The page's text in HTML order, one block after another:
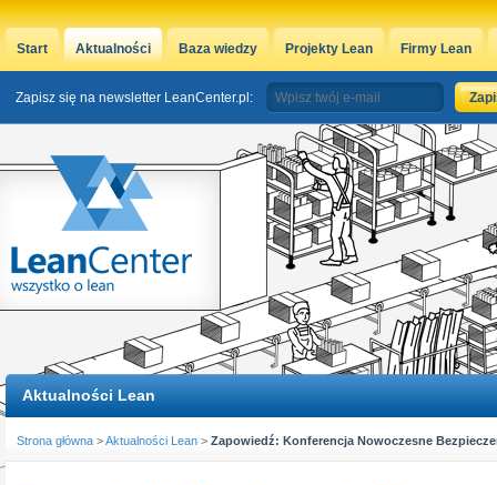
Start Aktualności Baza wiedzy Projekty Lean Firmy Lean
Zapisz się na newsletter LeanCenter.pl:
Aktualności Lean
Strona główna >Aktualności Lean > Zapowiedź: Konferencja Nowoczesne